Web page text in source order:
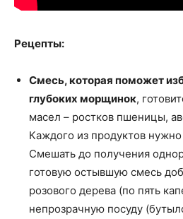
Рецепты:
Смесь, которая поможет
глубоких морщинок,
масел – ростков пшеницы,
Каждого из продуктов
Смешать до получения
готовую остывшую смесь
розового дерева (по пять
непрозрачную посуду